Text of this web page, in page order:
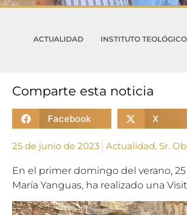
ACTUALIDAD INSTITUTO
Comparte esta noticia
Facebook X
25 de junio de 2023 Actualidad, Sr.
En el primer domingo del verano,
María Yanguas, ha realizado una